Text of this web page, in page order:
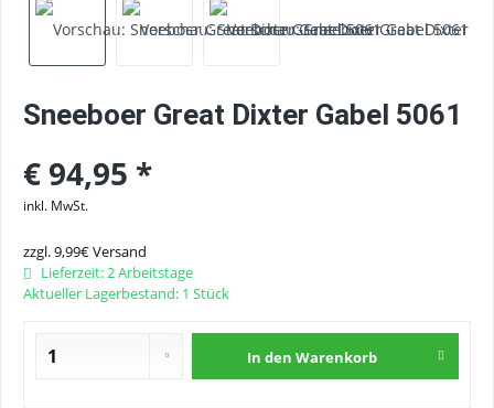
Sneeboer Great Dixter Gabel 5061
€ 94,95 *
inkl. MwSt.
zzgl. 9,99€ Versand
Lieferzeit: 2 Arbeitstage
Aktueller Lagerbestand: 1 Stück
In den Warenkorb